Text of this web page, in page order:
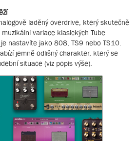
laděný overdrive, který skutečně
variace klasických Tube
nastavíte jako 808, TS9 nebo TS10.
jemně odlišný charakter, který se
situace (viz popis výše).